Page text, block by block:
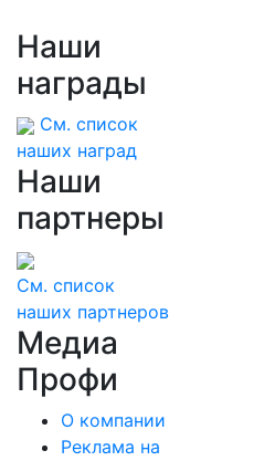
Наши
награды
См. список
наших наград
Наши
партнеры
См. список
наших партнеров
Медиа
Профи
О компании
Реклама на